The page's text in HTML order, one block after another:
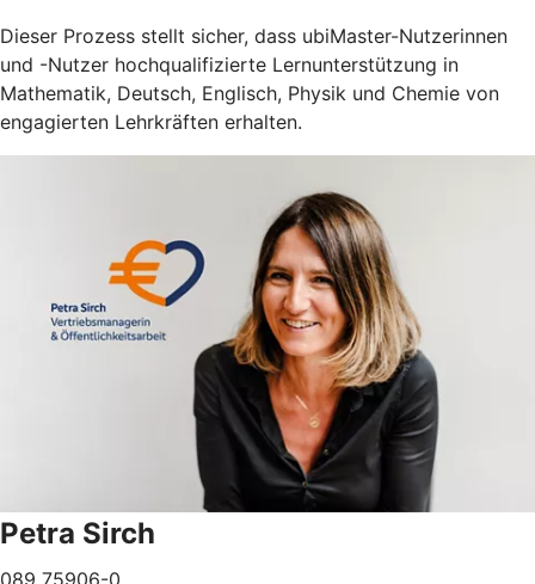
Dieser Prozess stellt sicher, dass ubiMaster-Nutzerinnen
und -Nutzer hochqualifizierte Lernunterstützung in
Mathematik, Deutsch, Englisch, Physik und Chemie von
engagierten Lehrkräften erhalten.
Petra Sirch